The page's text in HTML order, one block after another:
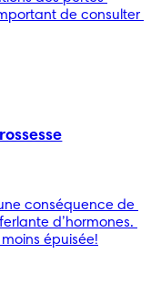
de consulter
conséquence de
d’hormones.
épuisée!